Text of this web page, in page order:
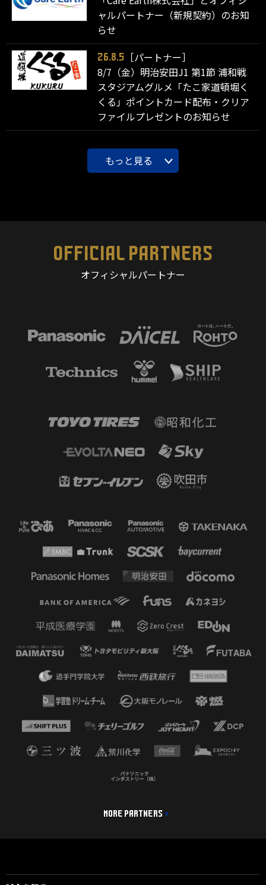
ャルパートナー（新規契約）のお知
らせ
26.8.5
［パートナー］
8/7（金）明治安田J1 第1節 浦和戦
スタジアムグルメ「たこ家道頓堀く
くる」ポイントカード配布・クリア
ファイルプレゼントのお知らせ
もっと見る
OFFICIAL PARTNERS
オフィシャルパートナー
MORE PARTNERS